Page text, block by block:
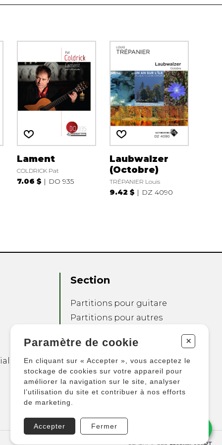
Lament
COLDRICK Pat
7.06 $ DO 935
Laubwalzer
(Octobre)
TRÉPANIER Louis
9.42 $ DZ 4090
Section
Partitions pour guitare
Partitions pour autres
Partitions pour
ensembles
Autres produits
Paramètre de cookie +
En cliquant sur « Accepter », vous acceptez le
stockage de cookies sur votre appareil pour
améliorer la navigation sur le site, analyser
l’utilisation du site et contribuer à nos efforts
de marketing.
Accepter Fermer